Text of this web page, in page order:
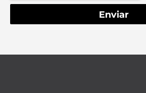
Enviar